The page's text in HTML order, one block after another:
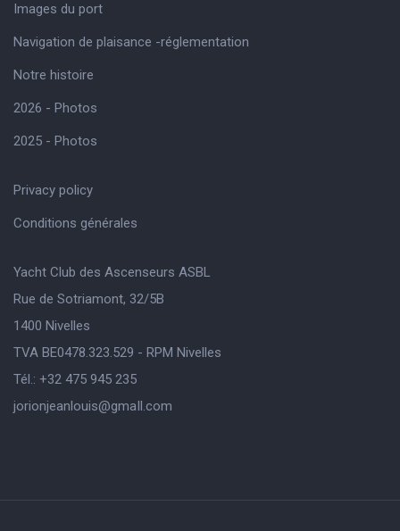
Images du port
Navigation de plaisance -réglementation
Notre histoire
2026 - Photos
2025 - Photos
Privacy policy
Conditions générales
Yacht Club des Ascenseurs ASBL
Rue de Sotriamont, 32/5B
1400 Nivelles
TVA BE0478.323.529 - RPM Nivelles
Tél.: +32 475 945 235
jorionjeanlouis@gmaIl.com